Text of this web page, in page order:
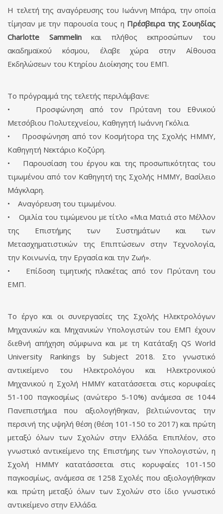
Η τελετή της αναγόρευσης του Ιωάννη Μπάρα, την οποία
τίμησαν με την παρουσία τους η Πρέσβειρα της Σουηδίας
Charlotte Sammelinκαι πλήθος εκπροσώπων του
ακαδημαϊκού κόσμου, έλαβε χώρα στην Αίθουσα
Εκδηλώσεων του Κτηρίου Διοίκησης του ΕΜΠ.
Το πρόγραμμά της τελετής περιλάμβανε:
• Προσφώνηση από τον Πρύτανη του Εθνικού
Μετσόβιου Πολυτεχνείου, Καθηγητή Ιωάννη Γκόλια.
• Προσφώνηση από τον Κοσμήτορα της Σχολής ΗΜΜΥ,
Καθηγητή Νεκτάριο Κοζύρη.
• Παρουσίαση του έργου και της προσωπικότητας του
τιμωμένου από τον Καθηγητή της Σχολής ΗΜΜΥ, Βασίλειο
Μάγκλαρη.
• Αναγόρευση του τιμωμένου.
• Ομιλία του τιμώμενου με τίτλο «Μια Ματιά στο Μέλλον
της Επιστήμης των Συστημάτων και των
Μετασχηματιστικών της Επιπτώσεων στην Τεχνολογία,
την Κοινωνία, την Εργασία και την Ζωή».
• Επίδοση τιμητικής πλακέτας από τον Πρύτανη του
ΕΜΠ.
Το έργο και οι συνεργασίες της Σχολής Ηλεκτρολόγων
Μηχανικών και Μηχανικών Υπολογιστών του ΕΜΠ έχουν
διεθνή απήχηση σύμφωνα και με τη Κατάταξη QS World
University Rankings by Subject 2018. Στο γνωστικό
αντικείμενο του Ηλεκτρολόγου και Ηλεκτρονικού
Μηχανικού η Σχολή ΗΜΜΥ κατατάσσεται στις κορυφαίες
51-100 παγκοσμίως (ανώτερο 5-10%) ανάμεσα σε 1044
Πανεπιστήμια που αξιολογήθηκαν, βελτιώνοντας την
περσινή της υψηλή θέση (θέση 101-150 το 2017) και πρώτη
μεταξύ όλων των Σχολών στην Ελλάδα. Επιπλέον, στο
γνωστικό αντικείμενο της Επιστήμης των Υπολογιστών, η
Σχολή ΗΜΜΥ κατατάσσεται στις κορυφαίες 101-150
παγκοσμίως, ανάμεσα σε 1258 Σχολές που αξιολογήθηκαν
και πρώτη μεταξύ όλων των Σχολών στο ίδιο γνωστικό
αντικείμενο στην Ελλάδα.